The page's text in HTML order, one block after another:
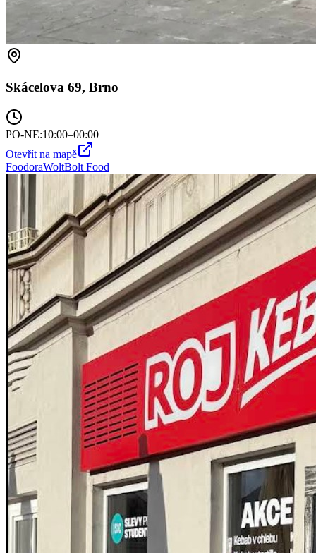
Skácelova 69, Brno
PO-NE:10:00–00:00
Otevřít na mapě
FoodoraWoltBolt Food